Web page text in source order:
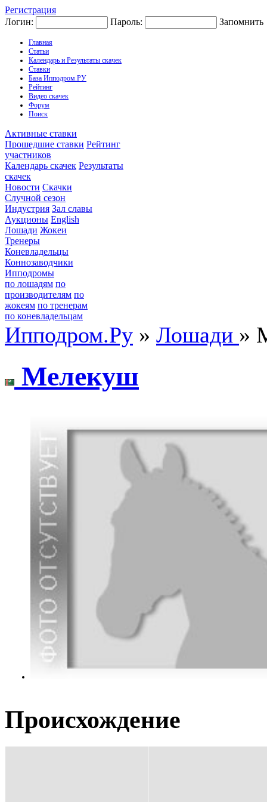
Регистрация
Логин:
Пароль: Запомнить
Главная
Статьи
Календарь и Результаты скачек
Ставки
База Ипподром.РУ
Рейтинг
Видео скачек
Форум
Поиск
Активные ставки
Прошедшие ставки Рейтинг
участников
Календарь скачек Результаты
скачек
Новости Скачки
Случной сезон
Индустрия Зал славы
Аукционы English
Лошади Жокеи
Тренеры
Коневладельцы
Коннозаводчики
Ипподромы
по лошадям по
производителям по
жокеям по тренерам
по коневладельцам
Ипподром.Ру » Лошади »
Мeлeкуш
Происхождение